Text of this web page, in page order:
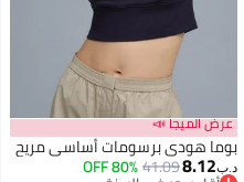
عرض الميجا 📣
بوما هودي برسومات أساسي مريح
د.ب‏8.12
41.09
80% OFF